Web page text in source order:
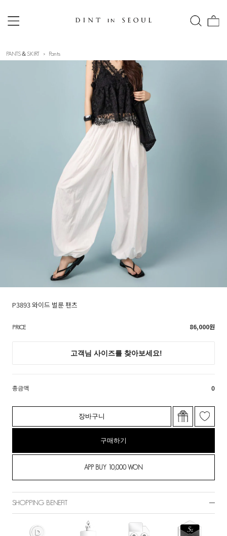
PANTS＆SKIRT Pants
P3893 와이드 벌룬 팬츠
PRICE 86,000원
총금액 0
장바구니
구매하기
SHOPPING BENEFIT